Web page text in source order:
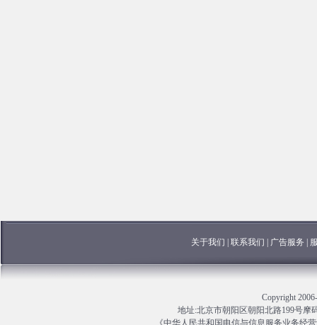
关于我们 联系我们 广告服务
Copyright
地址:北京市朝阳区朝阳北路199号摩
《中华人民共和国电信与信息服务业务经